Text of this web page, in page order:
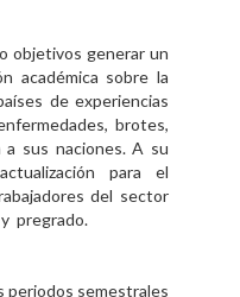
objetivos generar un
académica sobre la
de experiencias
brotes,
a sus naciones. A su
para el
del sector
y pregrado.
periodos semestrales